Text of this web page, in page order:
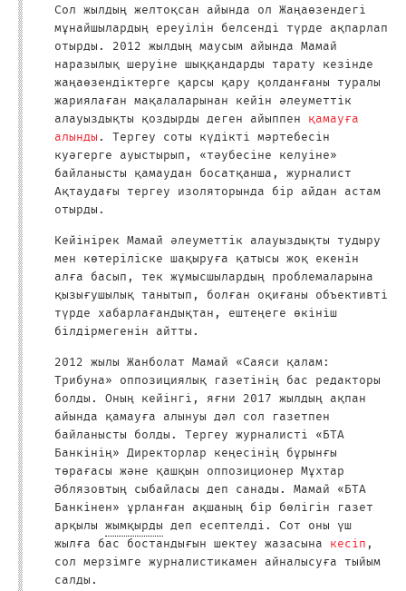
Сол жылдың желтоқсан айында ол Жаңаөзендегі
мұнайшылардың ереуілін белсенді түрде ақпарлап
отырды. 2012 жылдың маусым айында Мамай
наразылық шеруіне шыққандарды тарату кезінде
жаңаөзендіктерге қарсы қару қолданғаны туралы
жариялаған мақалаларынан кейін әлеуметтік
алауыздықты қоздырды деген айыппен қамауға
алынды. Тергеу соты күдікті мәртебесін
куәгерге ауыстырып, «тәубесіне келуіне»
байланысты қамаудан босатқанша, журналист
Ақтаудағы тергеу изоляторында бір айдан астам
отырды.
Кейінірек Мамай әлеуметтік алауыздықты тудыру
мен көтеріліске шақыруға қатысы жоқ екенін
алға басып, тек жұмысшылардың проблемаларына
қызығушылық танытып, болған оқиғаны объективті
түрде хабарлағандықтан, ештеңеге өкініш
білдірмегенін айтты.
2012 жылы Жанболат Мамай «Саяси қалам:
Трибуна» оппозициялық газетінің бас редакторы
болды. Оның кейінгі, яғни 2017 жылдың ақпан
айында қамауға алынуы дәл сол газетпен
байланысты болды. Тергеу журналисті «БТА
Банкінің» Директорлар кеңесінің бұрынғы
төрағасы және қашқын оппозиционер Мұхтар
Әблязовтың сыбайласы деп санады. Мамай «БТА
Банкінен» ұрланған ақшаның бір бөлігін газет
арқылы жымқырды деп есептелді. Сот оны үш
жылға бас бостандығын шектеу жазасына кесіп,
сол мерзімге журналистикамен айналысуға тыйым
салды.